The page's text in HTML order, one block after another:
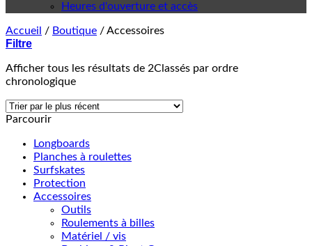
Heures d'ouverture et accès
Accueil / Boutique /Accessoires
Filtre
Afficher tous les résultats de 2Classés par ordre
chronologique
Parcourir
Longboards
Planches à roulettes
Surfskates
Protection
Accessoires
Outils
Roulements à billes
Matériel / vis